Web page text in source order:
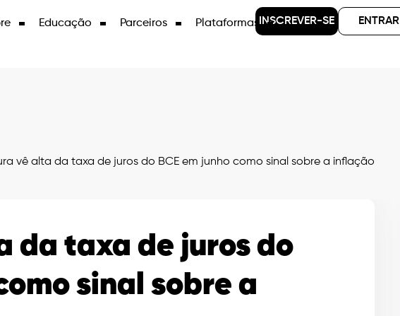
Educação Parceiros Plataformas INSCREVER-SE ENTRAR
vê alta da taxa de juros do BCE em junho como sinal sobre a inflação
da taxa de juros do
sinal sobre a